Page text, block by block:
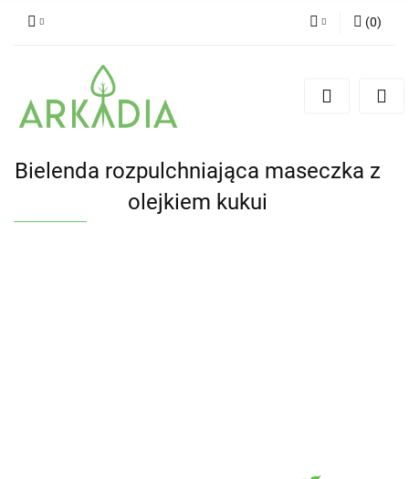
(0)
Bielenda rozpulchniająca maseczka z
olejkiem kukui